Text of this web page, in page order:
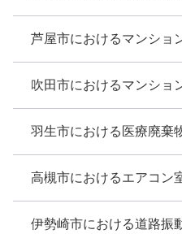
芦屋市におけるマンショ
吹田市におけるマンショ
羽生市における医療廃棄
高槻市におけるエアコン
伊勢崎市における道路振